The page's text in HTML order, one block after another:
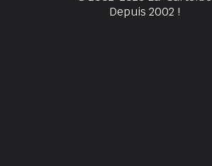
Depuis 2002 !